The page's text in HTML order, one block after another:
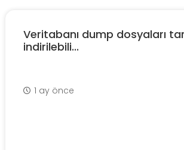
Veritabanı dump dosyaları
indirilebili...
1 ay önce